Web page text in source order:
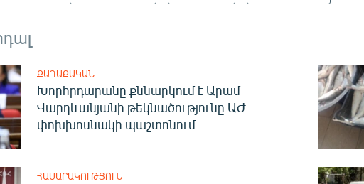
ՔԱՂԱՔԱԿԱՆ
Խորհրդարանը քննարկում է Արամ
Վարդևանյանի թեկնածությունը ԱԺ
փոխխոսնակի պաշտոնում
ՀԱՍԱՐԱԿՈՒԹՅՈՒՆ